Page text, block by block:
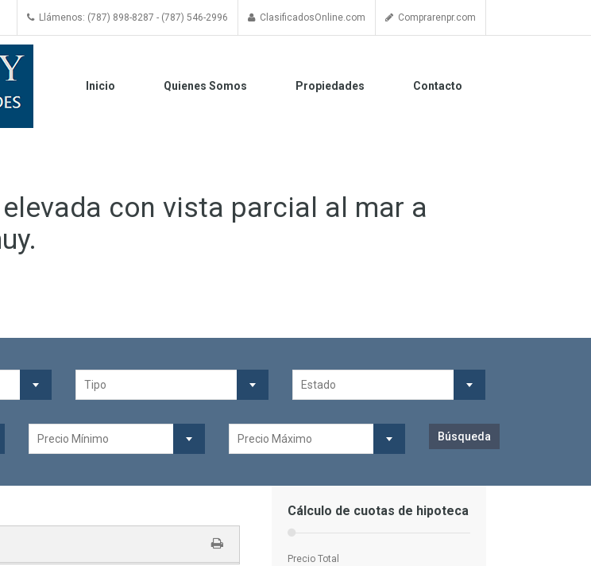
Llámenos: (787) 898-8287 - (787) 546-2996 ClasificadosOnline.com Comprarenpr.com
Inicio Quienes Somos Propiedades Contacto
con vista parcial al mar a
Tipo Estado
Precio Mínimo Precio Máximo
Cálculo de cuotas de hipoteca
Precio Total